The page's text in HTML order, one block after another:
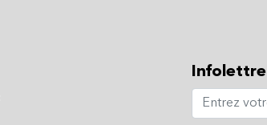
Infolettre